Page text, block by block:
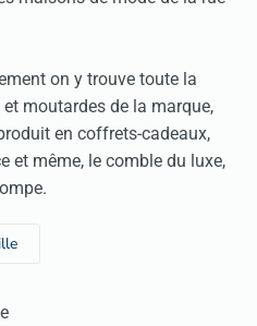
on y trouve toute la
moutardes de la marque,
en coffrets-cadeaux,
et même, le comble du luxe,